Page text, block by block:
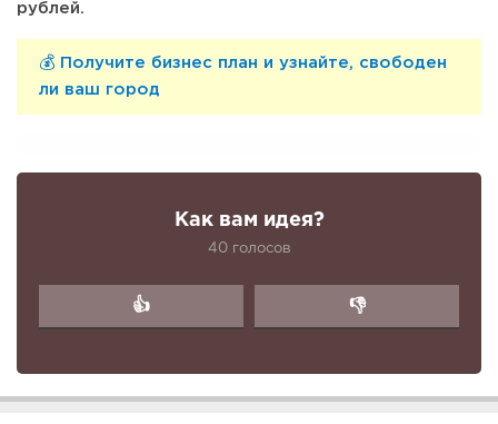
рублей.
💰 Получите бизнес план и узнайте, свободен
ли ваш город
Как вам идея?
40 голосов
👍 👎